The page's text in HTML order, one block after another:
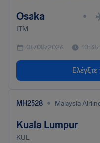
Osaka •
ITM
05/08/2026 10:35
Ελέγξτε
MH2528 • Malaysia
Kuala Lumpur
KUL